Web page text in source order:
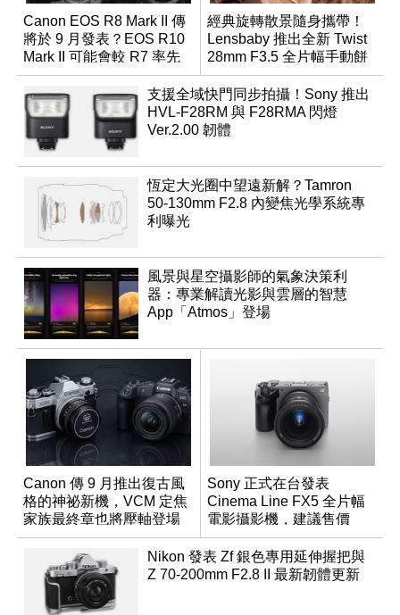
Canon EOS R8 Mark II 傳
將於 9 月發表？EOS R10
Mark II 可能會較 R7 率先
推出
經典旋轉散景隨身攜帶！
Lensbaby 推出全新 Twist
28mm F3.5 全片幅手動餅
乾鏡
支援全域快門同步拍攝！Sony 推出
HVL-F28RM 與 F28RMA 閃燈
Ver.2.00 韌體
恆定大光圈中望遠新解？Tamron
50-130mm F2.8 內變焦光學系統專
利曝光
風景與星空攝影師的氣象決策利
器：專業解讀光影與雲層的智慧
App「Atmos」登場
Canon 傳 9 月推出復古風
格的神祕新機，VCM 定焦
家族最終章也將壓軸登場
Sony 正式在台發表
Cinema Line FX5 全片幅
電影攝影機，建議售價
NT$144,980
Nikon 發表 Zf 銀色專用延伸握把與
Z 70-200mm F2.8 II 最新韌體更新